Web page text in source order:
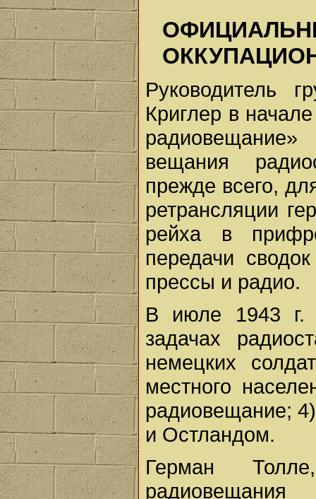
Руководитель
Криглер в
вещания
прежде всего,
ретрансляции
рейха в
передачи
прессы и радио.
В июле 1943 г.
задачах
немецких
местного
радиовещание;
и Остландом.
Герман